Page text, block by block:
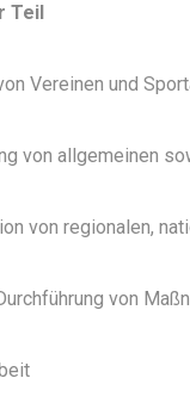
Teil
Vereinen und
von allgemeinen
von regionalen,
von